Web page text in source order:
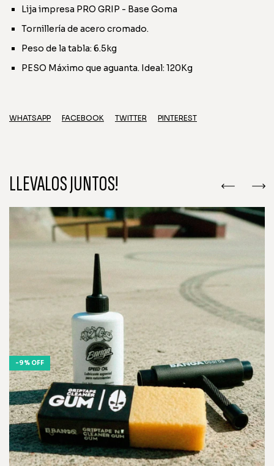
Lija impresa PRO GRIP - Base Goma
Tornillería de acero cromado.
Peso de la tabla: 6.5kg
PESO Máximo que aguanta. Ideal: 120Kg
WHATSAPP FACEBOOK TWITTER PINTEREST
LLEVALOS JUNTOS!
-9% OFF